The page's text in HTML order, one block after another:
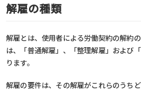
解雇の種類
解雇とは、使用者による労働契約の解約
は、「普通解雇」、「整理解雇」および
ります。
解雇の要件は、その解雇がこれらのうち